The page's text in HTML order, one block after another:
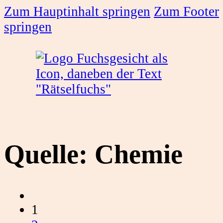
Zum Hauptinhalt springen Zum Footer
springen
Quelle: Chemie
1